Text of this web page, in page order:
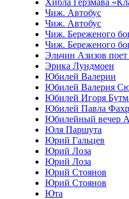
Хибла Герзмава
Чиж. Автобус
Чиж. Автобус
Чиж. Береженого
Чиж. Береженого
Эльчин Азизов
Эрика Лундмоен
Юбилей Валерии
Юбилей Валерия
Юбилей Игоря
Юбилей Павла
Юбилейный вечер
Юля Паршута
Юрий Гальцев
Юрий Лоза
Юрий Лоза
Юрий Стоянов
Юрий Стоянов
Юта